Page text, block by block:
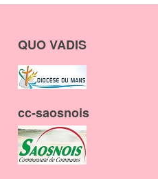
QUO VADIS
cc-saosnois